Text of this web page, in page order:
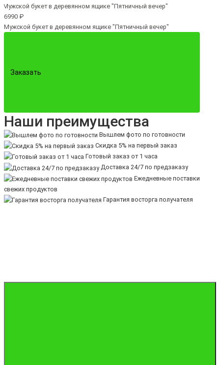
6990 ₽
Мужской букет в деревянном ящике "Пятничный вечер"
Заказать
Наши преимущества
Вышлем фото по готовности
Скидка 5% на первый заказ
Готовый заказ от 1 часа
Доставка 24/7 по предзаказу
Ежедневные поставки
свежих продуктов
Гарантия восторга получателя